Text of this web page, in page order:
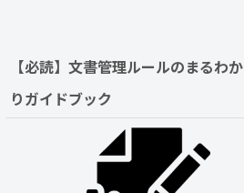
【必読】文書管理ルールのまるわか
りガイドブック